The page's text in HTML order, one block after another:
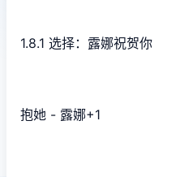
1.8.1 选择：露娜祝贺你
抱她 - 露娜+1